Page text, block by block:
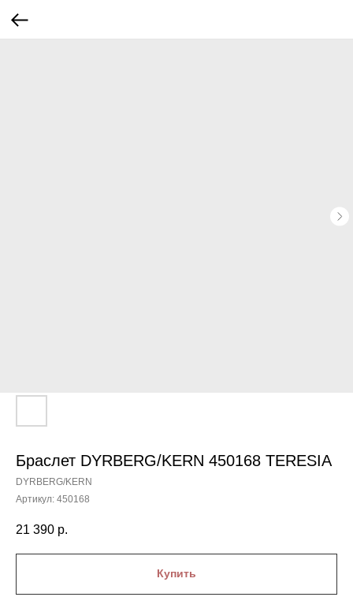
Браслет DYRBERG/KERN 450168 TERESIA
DYRBERG/KERN
Артикул: 450168
21 390 р.
Купить